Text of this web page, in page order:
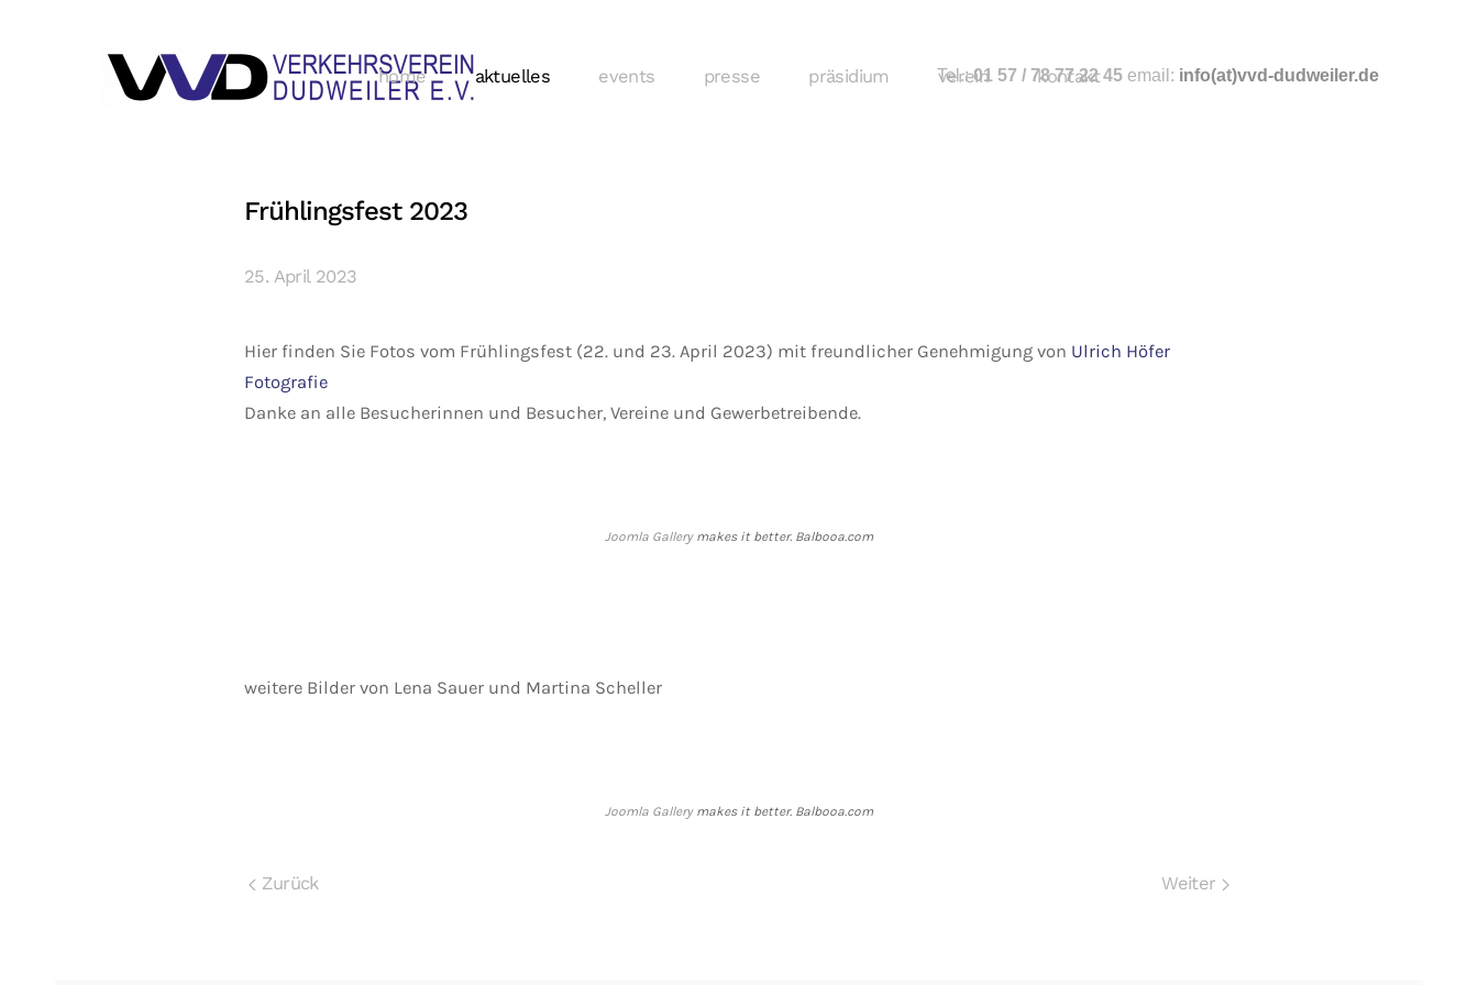
home aktuelles events presse präsidium verein kontakt
Tel.:01 57 / 78 77 22 45 email: info(at)vvd-dudweiler.de
Frühlingsfest 2023
25. April 2023
Hier finden Sie Fotos vom Frühlingsfest (22. und 23. April 2023) mit freundlicher Genehmigung von Ulrich Höfer
Fotografie
Danke an alle Besucherinnen und Besucher, Vereine und Gewerbetreibende.
Joomla Gallerymakes it better. Balbooa.com
weitere Bilder von Lena Sauer und Martina Scheller
Joomla Gallerymakes it better. Balbooa.com
Zurück Weiter